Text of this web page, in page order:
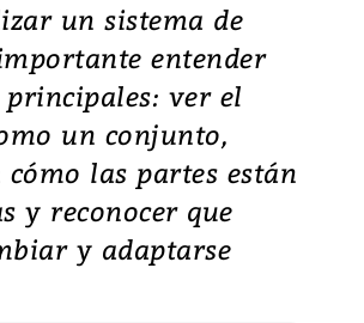
un sistema de
entender
principales: ver el
un conjunto,
cómo las partes están
y reconocer que
y adaptarse